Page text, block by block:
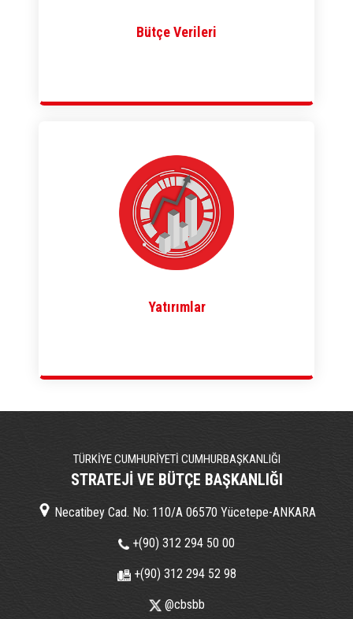
Bütçe Verileri
Yatırımlar
TÜRKİYE CUMHURİYETİ CUMHURBAŞKANLIĞI
STRATEJİ VE BÜTÇE BAŞKANLIĞI
Necatibey Cad. No: 110/A 06570 Yücetepe-ANKARA
+(90) 312 294 50 00
+(90) 312 294 52 98
@cbsbb